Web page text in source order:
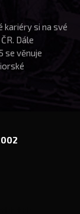
kariéry si na své
Dále
se věnuje